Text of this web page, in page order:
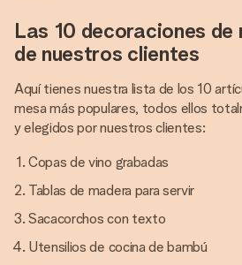
Las 10 decoraciones
de nuestros clientes
Aquí tienes nuestra lista de los 10
mesa más populares, todos ellos
y elegidos por nuestros clientes:
Copas de vino grabadas
Tablas de madera para servir
Sacacorchos con texto
Utensilios de cocina de bambú